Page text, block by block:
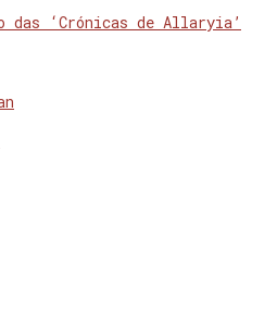
das ‘Crónicas de Allaryia’